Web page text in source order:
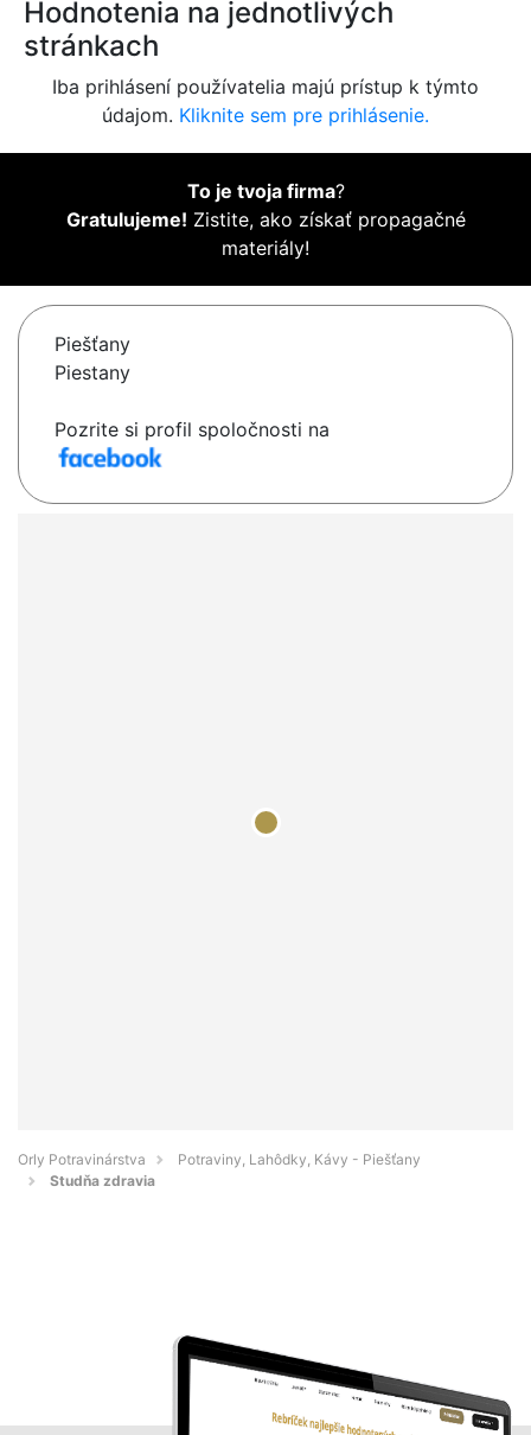
Hodnotenia na jednotlivých
stránkach
Iba prihlásení používatelia majú prístup k týmto
údajom. Kliknite sem pre prihlásenie.
To je tvoja firma?
Gratulujeme! Zistite, ako získať propagačné
materiály!
Piešťany
Piestany
Pozrite si profil spoločnosti na
Orly Potravinárstva
Potraviny, Lahôdky, Kávy - Piešťany
Studňa zdravia